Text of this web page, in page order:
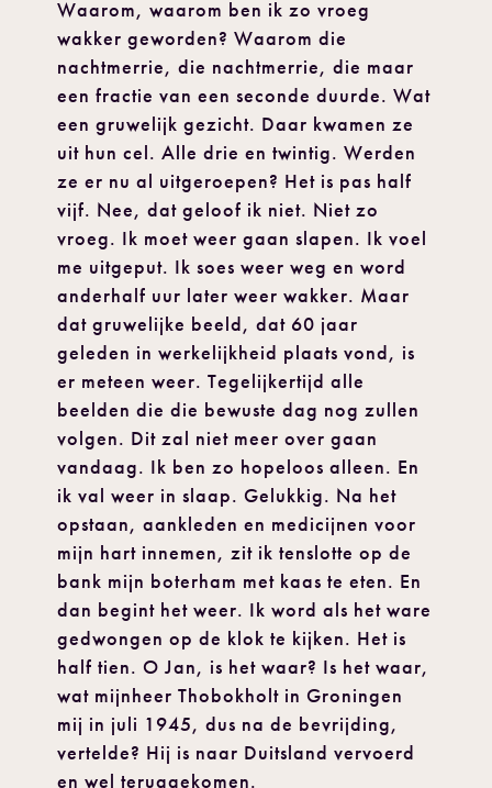
Waarom, waarom ben ik zo vroeg
wakker geworden? Waarom die
nachtmerrie, die nachtmerrie, die maar
een fractie van een seconde duurde. Wat
een gruwelijk gezicht. Daar kwamen ze
uit hun cel. Alle drie en twintig. Werden
ze er nu al uitgeroepen? Het is pas half
vijf. Nee, dat geloof ik niet. Niet zo
vroeg. Ik moet weer gaan slapen. Ik voel
me uitgeput. Ik soes weer weg en word
anderhalf uur later weer wakker. Maar
dat gruwelijke beeld, dat 60 jaar
geleden in werkelijkheid plaats vond, is
er meteen weer. Tegelijkertijd alle
beelden die die bewuste dag nog zullen
volgen. Dit zal niet meer over gaan
vandaag. Ik ben zo hopeloos alleen. En
ik val weer in slaap. Gelukkig. Na het
opstaan, aankleden en medicijnen voor
mijn hart innemen, zit ik tenslotte op de
bank mijn boterham met kaas te eten. En
dan begint het weer. Ik word als het ware
gedwongen op de klok te kijken. Het is
half tien. O Jan, is het waar? Is het waar,
wat mijnheer Thobokholt in Groningen
mij in juli 1945, dus na de bevrijding,
vertelde? Hij is naar Duitsland vervoerd
en wel teruggekomen.